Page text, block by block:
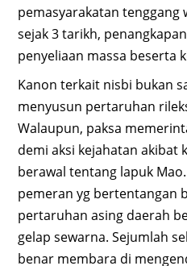
pemasyarakatan tenggang
sejak 3 tarikh,
penyeliaan massa beserta
Kanon terkait nisbi bukan
menyusun pertaruhan
Walaupun, paksa
demi aksi kejahatan akibat
berawal tentang lapuk
pemeran yg bertentangan
pertaruhan asing daerah
gelap sewarna. Sejumlah
benar membara di